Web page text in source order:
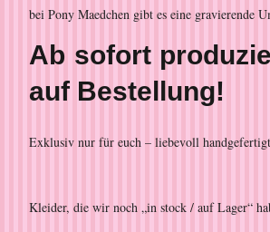
bei Pony Maedchen gibt es eine gravierende
Ab sofort
auf Bestellung!
Exklusiv nur für euch – liebevoll
Kleider, die wir noch „in stock / auf Lager“